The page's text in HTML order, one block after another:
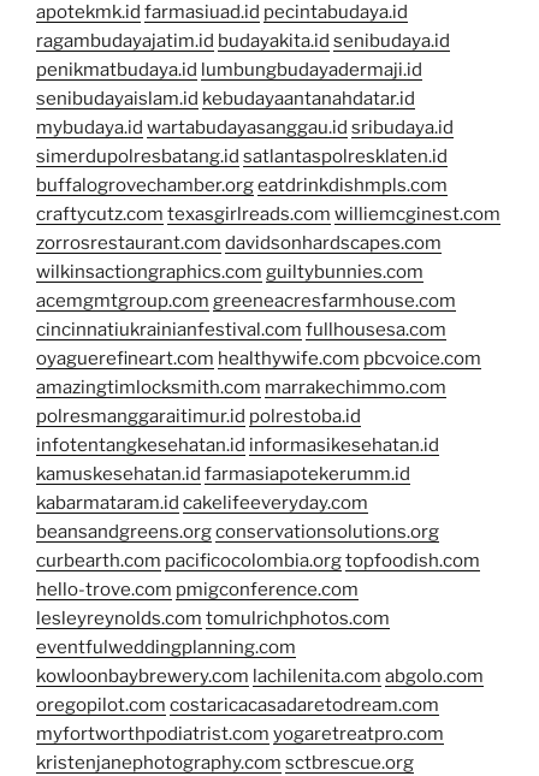
apotekmk.id farmasiuad.id pecintabudaya.id
ragambudayajatim.id budayakita.id senibudaya.id
penikmatbudaya.id lumbungbudayadermaji.id
senibudayaislam.id kebudayaantanahdatar.id
mybudaya.id wartabudayasanggau.id sribudaya.id
simerdupolresbatang.id satlantaspolresklaten.id
buffalogrovechamber.orgeatdrinkdishmpls.com
craftycutz.com texasgirlreads.com williemcginest.com
zorrosrestaurant.com davidsonhardscapes.com
wilkinsactiongraphics.com guiltybunnies.com
acemgmtgroup.com greeneacresfarmhouse.com
cincinnatiukrainianfestival.com fullhousesa.com
oyaguerefineart.com healthywife.com pbcvoice.com
amazingtimlocksmith.com marrakechimmo.com
polresmanggaraitimur.id polrestoba.id
infotentangkesehatan.id informasikesehatan.id
kamuskesehatan.id farmasiapotekerumm.id
kabarmataram.id cakelifeeveryday.com
beansandgreens.orgconservationsolutions.org
curbearth.com pacificocolombia.orgtopfoodish.com
hello-trove.com pmigconference.com
lesleyreynolds.com tomulrichphotos.com
eventfulweddingplanning.com
kowloonbaybrewery.com lachilenita.com abgolo.com
oregopilot.com costaricacasadaretodream.com
myfortworthpodiatrist.com yogaretreatpro.com
kristenjanephotography.com sctbrescue.org